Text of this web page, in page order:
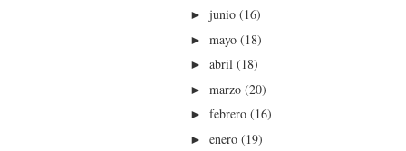
►junio(16)
►mayo(18)
►abril(18)
►marzo(20)
►febrero(16)
►enero(19)